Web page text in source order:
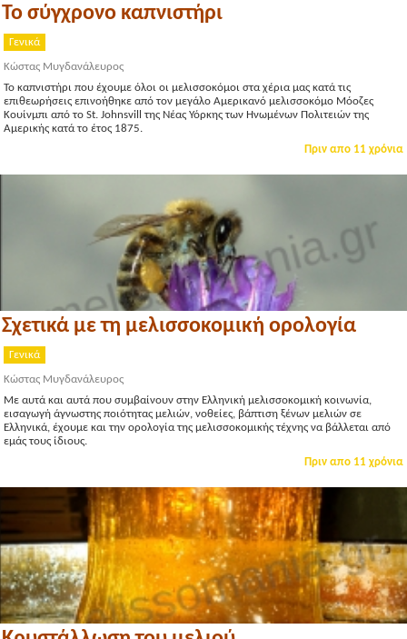
Το σύγχρονο καπνιστήρι
Γενικά
Κώστας Μυγδανάλευρος
Το καπνιστήρι που έχουμε όλοι οι μελισσοκόμοι στα χέρια μας κατά τις
επιθεωρήσεις επινοήθηκε από τον μεγάλο Αμερικανό μελισσοκόμο Μόοζες
Κουίνμπι από το St. Johnsvill της Νέας Υόρκης των Ηνωμένων Πολιτειών της
Αμερικής κατά το έτος 1875.
Πριν απο 11 χρόνια
Σχετικά με τη μελισσοκομική ορολογία
Γενικά
Κώστας Μυγδανάλευρος
Με αυτά και αυτά που συμβαίνουν στην Ελληνική μελισσοκομική κοινωνία,
εισαγωγή άγνωστης ποιότητας μελιών, νοθείες, βάπτιση ξένων μελιών σε
Ελληνικά, έχουμε και την ορολογία της μελισσοκομικής τέχνης να βάλλεται από
εμάς τους ίδιους.
Πριν απο 11 χρόνια